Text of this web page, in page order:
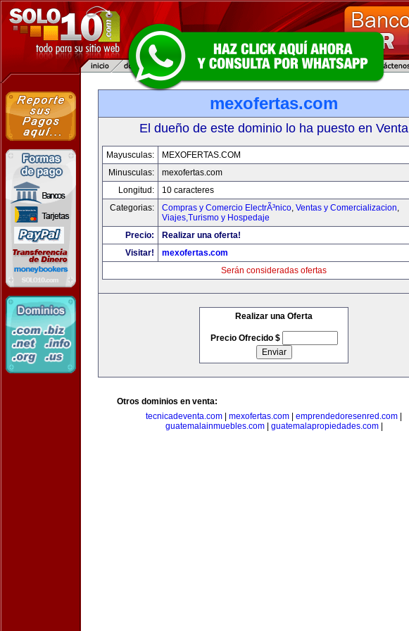
mexofertas.com
El dueño de este dominio lo ha puesto en Venta
Mayusculas:
MEXOFERTAS.COM
Minusculas:
mexofertas.com
Longitud:
10 caracteres
Categorias:
Compras y Comercio ElectrÃ³nico, Ventas y Comercializacion,
Viajes,Turismo y Hospedaje
Precio:
Realizar una oferta!
Visitar!
mexofertas.com
Serán consideradas ofertas
Realizar una Oferta
Precio Ofrecido $
Otros dominios en venta:
tecnicadeventa.com
mexofertas.com emprendedoresenred.com
guatemalainmuebles.com| guatemalapropiedades.com|